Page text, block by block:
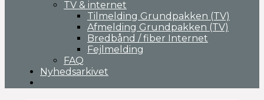
TV & internet
Tilmelding Grundpakken (TV)
Afmelding Grundpakken (TV)
Bredbånd / fiber Internet
Fejlmelding
FAQ
Nyhedsarkivet